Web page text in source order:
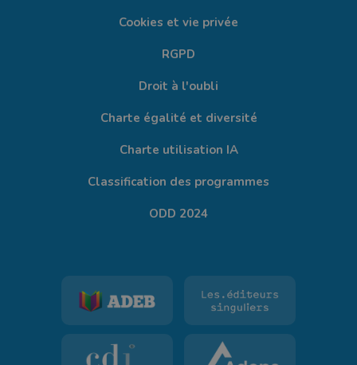
Cookies et vie privée
RGPD
Droit à l'oubli
Charte égalité et diversité
Charte utilisation IA
Classification des programmes
ODD 2024